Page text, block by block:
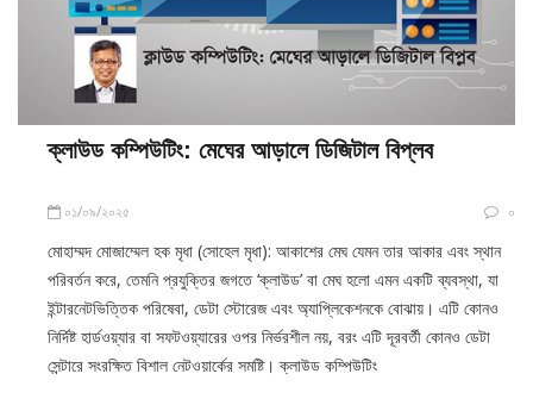
ক্লাউড কম্পিউটিং: মেঘের আড়ালে ডিজিটাল বিপ্লব
মোহাম্মদ মোজাম্মেল হক মৃধা (সোহেল মৃধা): আকাশের মেঘ যেমন তার আকার এবং স্থান
পরিবর্তন করে, তেমনি প্রযুক্তির জগতে ‘ক্লাউড’ বা মেঘ হলো এমন একটি ব্যবস্থা, যা
ইন্টারনেটভিত্তিক পরিষেবা, ডেটা স্টোরেজ এবং অ্যাপ্লিকেশনকে বোঝায়। এটি কোনও
নির্দিষ্ট হার্ডওয়্যার বা সফটওয়্যারের ওপর নির্ভরশীল নয়, বরং এটি দূরবর্তী কোনও ডেটা
সেন্টারে সংরক্ষিত বিশাল নেটওয়ার্কের সমষ্টি। ক্লাউড কম্পিউটিং